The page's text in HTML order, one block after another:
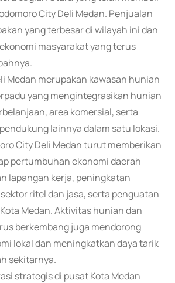
City Deli Medan. Penjualan
yang terbesar di wilayah ini dan
masyarakat yang terus
Medan merupakan kawasan hunian
yang mengintegrasikan hunian
area komersial, serta
lainnya dalam satu lokasi.
City Deli Medan turut memberikan
pertumbuhan ekonomi daerah
lapangan kerja, peningkatan
ritel dan jasa, serta penguatan
Medan. Aktivitas hunian dan
berkembang juga mendorong
lokal dan meningkatkan daya tarik
sekitarnya.
strategis di pusat Kota Medan